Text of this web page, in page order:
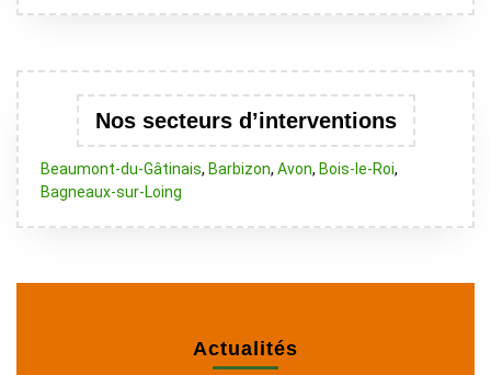
Nos secteurs d’interventions
Beaumont-du-Gâtinais, Barbizon, Avon, Bois-le-Roi,
Bagneaux-sur-Loing
Actualités